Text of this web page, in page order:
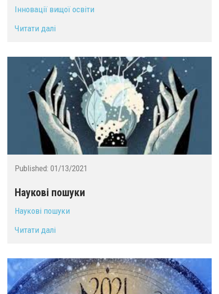
Інновації вищої освіти
Читати далі
Published: 01/13/2021
Наукові пошуки
Наукові пошуки
Читати далі